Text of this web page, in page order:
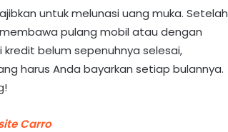
untuk melunasi uang muka. Setelah
pulang mobil atau dengan
belum sepenuhnya selesai,
harus Anda bayarkan setiap bulannya.
Carro